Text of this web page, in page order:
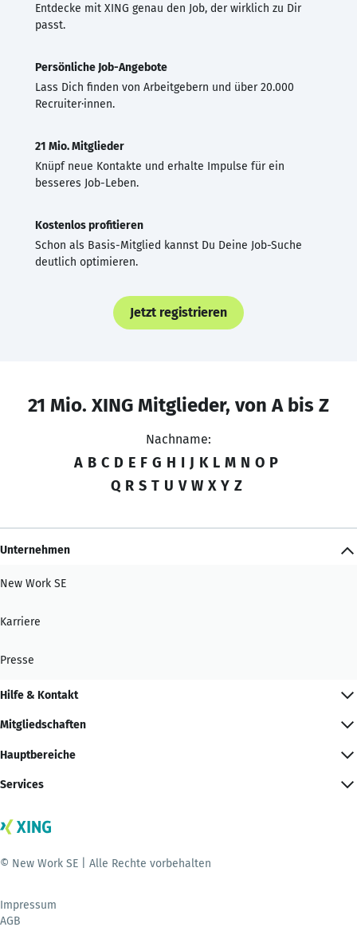
Entdecke mit XING genau den Job, der wirklich zu Dir
passt.
Persönliche Job-Angebote
Lass Dich finden von Arbeitgebern und über 20.000
Recruiter·innen.
21 Mio. Mitglieder
Knüpf neue Kontakte und erhalte Impulse für ein
besseres Job-Leben.
Kostenlos profitieren
Schon als Basis-Mitglied kannst Du Deine Job-Suche
deutlich optimieren.
Jetzt registrieren
21 Mio. XING Mitglieder, von A bis Z
Nachname:
A B C D E F G H I J K L M N O P
Q R S T U V W X Y Z
Unternehmen
New Work SE
Karriere
Presse
Hilfe & Kontakt
Mitgliedschaften
Hauptbereiche
Services
© New Work SE | Alle Rechte vorbehalten
Impressum
AGB